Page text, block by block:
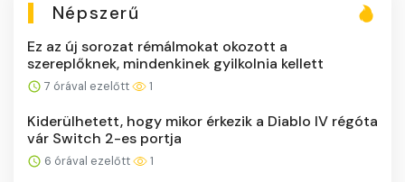
Népszerű
Ez az új sorozat rémálmokat okozott a
szereplőknek, mindenkinek gyilkolnia kellett
7 órával ezelőtt 1
Kiderülhetett, hogy mikor érkezik a Diablo IV régóta
vár Switch 2-es portja
6 órával ezelőtt 1